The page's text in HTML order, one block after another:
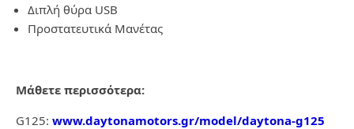
Διπλή θύρα USB
Προστατευτικά Μανέτας
Μάθετε περισσότερα:
G125: www.daytonamotors.gr/model/daytona-g125